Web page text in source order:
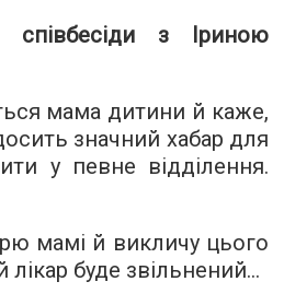
співбесіди з Іриною
мама дитини й каже,
значний хабар для
у певне відділення.
мамі й викличу цього
лікар буде звільнений...